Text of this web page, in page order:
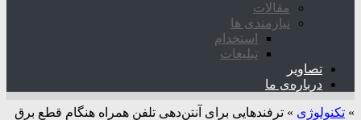
مقالات
نیازمندی ها
استخدام
تبلیغات
تصاویر
درباره‌ی ما
» تکنولوژی » ترفندهایی برای آنتن‌دهی تلفن همراه هنگام قطع برق